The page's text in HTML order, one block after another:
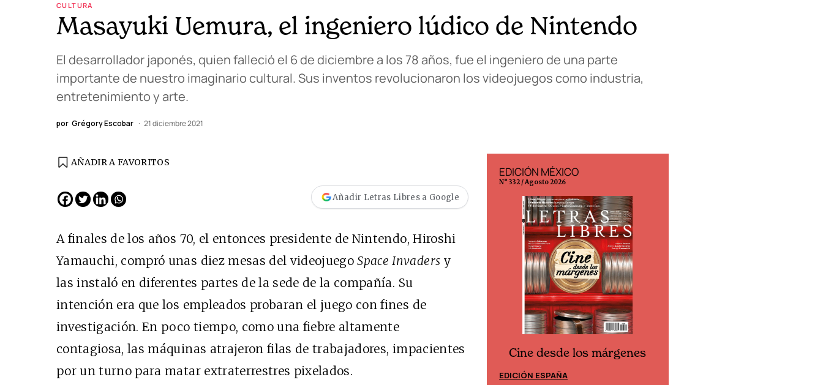
CULTURA
Masayuki Uemura, el ingeniero lúdico de Nintendo
El desarrollador japonés, quien falleció el 6 de diciembre a los 78 años, fue el ingeniero de una parte
importante de nuestro imaginario cultural. Sus inventos revolucionaron los videojuegos como industria,
entretenimiento y arte.
por Grégory Escobar 21 diciembre 2021
AÑADIR A FAVORITOS
Añadir Letras Libres a Google
A finales de los años 70, el entonces presidente de Nintendo, Hiroshi
Yamauchi, compró unas diez mesas del videojuegoSpace Invaders y
las instaló en diferentes partes de la sede de la compañía. Su
intención era que los empleados probaran el juego con fines de
investigación. En poco tiempo, como una fiebre altamente
contagiosa, las máquinas atrajeron filas de trabajadores, impacientes
por un turno para matar extraterrestres pixelados.
Cine desde los márgenes
EDICIÓN MÉXICO
EDICIÓN MÉXICO
N° 332 / Agosto 2026
Cine desde los márgenes
EDICIÓN ESPAÑA